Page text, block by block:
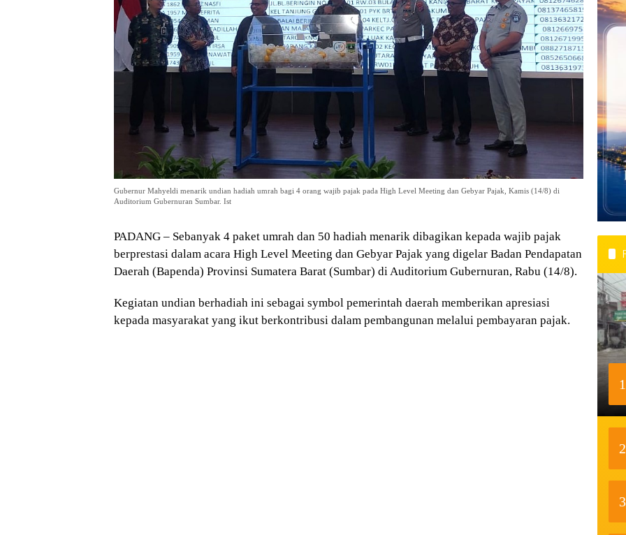
Gubernur Mahyeldi menarik undian hadiah umrah bagi 4 orang wajib pajak pada High Level Meeting dan Gebyar Pajak, Kamis (14/8) di
Auditorium Gubernuran Sumbar. Ist
PADANG – Sebanyak 4 paket umrah dan 50 hadiah menarik dibagikan kepada wajib pajak
berprestasi dalam acara High Level Meeting dan Gebyar Pajak yang digelar Badan Pendapatan
Daerah (Bapenda) Provinsi Sumatera Barat (Sumbar) di Auditorium Gubernuran, Rabu (14/8).
Kegiatan undian berhadiah ini sebagai symbol pemerintah daerah memberikan apresiasi
kepada masyarakat yang ikut berkontribusi dalam pembangunan melalui pembayaran pajak.
1
2
3